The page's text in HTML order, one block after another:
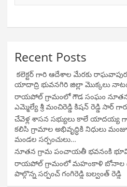
Recent Posts
కలెక్టర్ గారి ఆదేశాల మేరకు
యాదాద్రి భువనగిరి జిల్లా మొక్కలు
రాయపోల్ గ్రామంలో గౌడ సంఘం నూతన
ఎమ్మెల్యే శ్రీ మంచిరెడ్డి కిషన్ రెడ్డి సార్
చేవెళ్ల శాసన సభ్యులు కాలే యాదయ్య
కలిసి గ్రామాల అభివృద్ధికి నిధులు
మండల సర్పంచులు…
నూతన గ్రామ పంచాయతీ భవనంకి
రాయపోల్ గ్రామంలో మహంకాళి బోనాల
పాల్గొన్న సర్పంచ్ గంగిరెడ్డి బల్వంత్ రెడ్డి